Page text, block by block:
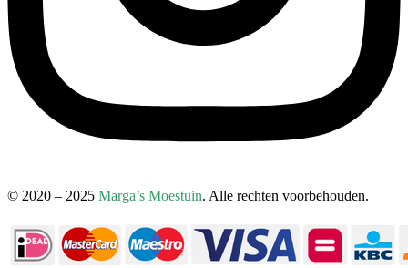
© 2020 – 2025 Marga’s Moestuin. Alle rechten voorbehouden.